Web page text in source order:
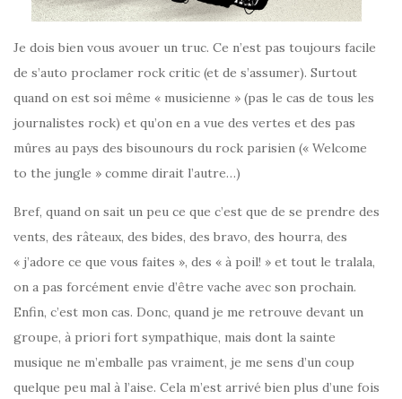
Je dois bien vous avouer un truc. Ce n’est pas toujours facile
de s’auto proclamer rock critic (et de s’assumer). Surtout
quand on est soi même « musicienne » (pas le cas de tous les
journalistes rock) et qu’on en a vue des vertes et des pas
mûres au pays des bisounours du rock parisien (« Welcome
to the jungle » comme dirait l’autre…)
Bref, quand on sait un peu ce que c’est que de se prendre des
vents, des râteaux, des bides, des bravo, des hourra, des
« j’adore ce que vous faites », des « à poil! » et tout le tralala,
on a pas forcément envie d’être vache avec son prochain.
Enfin, c’est mon cas. Donc, quand je me retrouve devant un
groupe, à priori fort sympathique, mais dont la sainte
musique ne m’emballe pas vraiment, je me sens d’un coup
quelque peu mal à l’aise. Cela m’est arrivé bien plus d’une fois